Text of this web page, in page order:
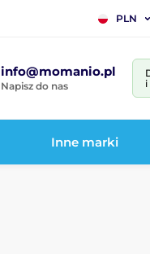
PLN
info@momanio.pl
Napisz do nas
Inne marki